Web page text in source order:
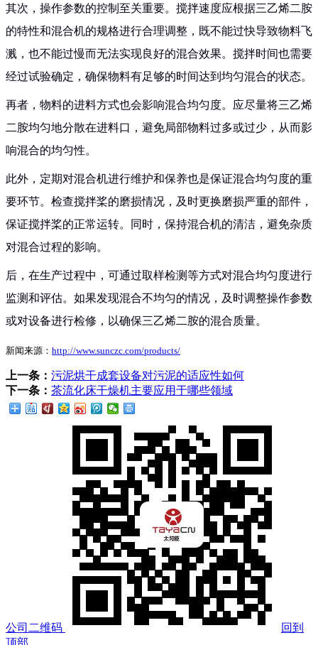
其次，操作参数的控制至关重要。搅拌速度应根据三乙烯二胺
的特性和混合机的规格进行合理调整，既不能过快导致物料飞
溅，也不能过慢而无法实现良好的混合效果。搅拌时间也需要
经过试验确定，确保物料有足够的时间达到均匀混合的状态。
再者，物料的进料方式也会影响混合均匀度。应尽量将三乙烯
二胺均匀地分散在进料口，避免局部物料过多或过少，从而影
响混合的均匀性。
此外，定期对混合机进行维护和保养也是保证混合均匀度的重
要环节。检查搅拌桨的磨损情况，及时更换磨损严重的部件，
保证搅拌桨的正常运转。同时，保持混合机的清洁，避免杂质
对混合过程的影响。
后，在生产过程中，可通过取样检测等方式对混合均匀度进行
监测和评估。如果发现混合不均匀的情况，及时调整操作参数
或对设备进行检修，以确保三乙烯二胺的混合质量。
新闻来源： http://www.sunczc.com/products/
上一条： 污泥烘干成套设备对污泥的适应性如何
下一条： 茶流化床干燥机主要应用于哪些领域
公司二维码
回到